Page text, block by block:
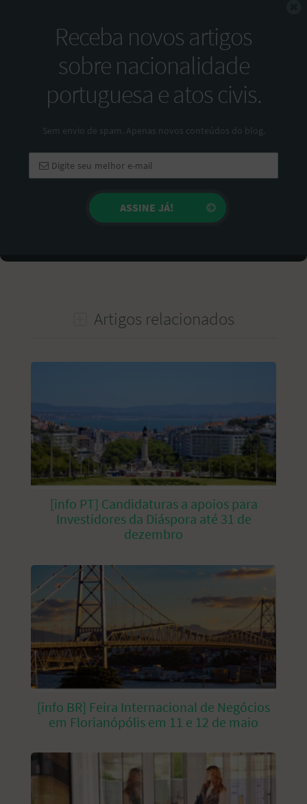
Receba novos artigos
sobre nacionalidade
portuguesa e atos civis.
Sem envio de spam. Apenas novos conteúdos do blog.
Artigos relacionados
[info PT] Candidaturas a apoios para
Investidores da Diáspora até 31 de
dezembro
[info BR] Feira Internacional de Negócios
em Florianópólis em 11 e 12 de maio